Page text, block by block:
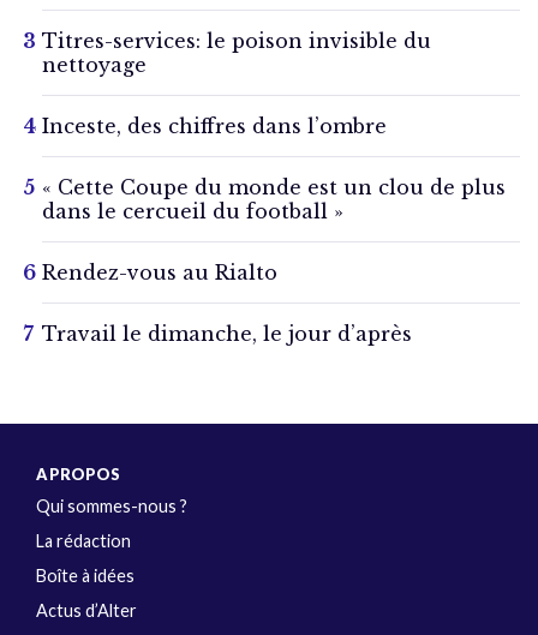
Titres-services: le poison invisible du
nettoyage
Inceste, des chiffres dans l’ombre
« Cette Coupe du monde est un clou de plus
dans le cercueil du football »
Rendez-vous au Rialto
Travail le dimanche, le jour d’après
A PROPOS
Qui sommes-nous ?
La rédaction
Boîte à idées
Actus d’Alter